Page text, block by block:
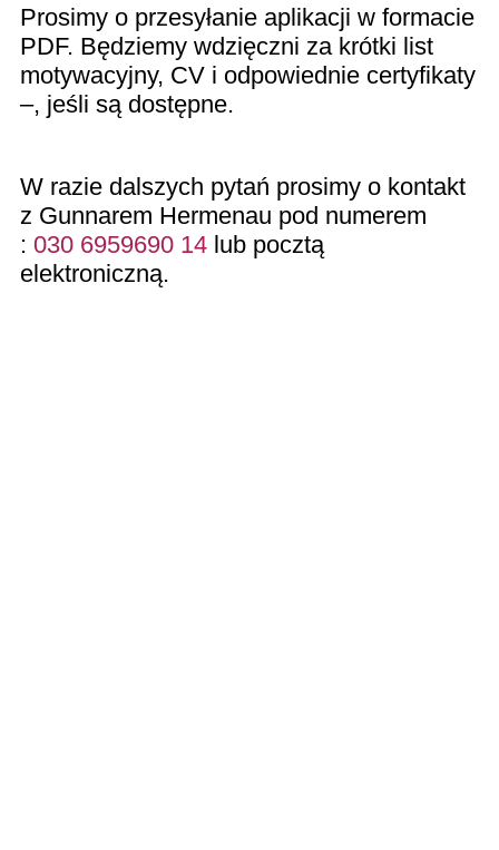
Prosimy o przesyłanie aplikacji w formacie
PDF. Będziemy wdzięczni za krótki list
motywacyjny, CV i odpowiednie certyfikaty
–, jeśli są dostępne.
W razie dalszych pytań prosimy o kontakt
z Gunnarem Hermenau pod numerem
: 030 6959690 14 lub pocztą
elektroniczną.